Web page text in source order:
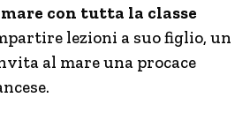
con tutta la classe
lezioni a suo figlio, un
al mare una procace